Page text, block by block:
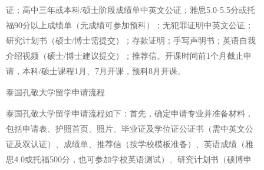
证；高中三年或本科/硕士阶段成绩单中英文公证；雅思5.0-5.5分或托
福90分以上成绩单（无成绩可参加预科）；无犯罪证明中英文公证；
研究计划书（硕士/博士需提交）；存款证明；手写声明书；英语自我
介绍视频（硕士/博士建议提交）；推荐信。开课时间前1个月截止申
请，本科/硕士课程1月、7月开课，预科8月开课。
泰国孔敬大学留学申请流程
泰国孔敬大学留学申请流程如下：首先，确定申请专业并准备材料，
包括申请表、护照首页、照片、毕业证及学位证公证书（需中英文公
证及双认证）、成绩单、推荐信（按学校模板准备）、英语成绩（雅
思4.0或托福500分，也可参加学校英语测试）、研究计划书（硕博申